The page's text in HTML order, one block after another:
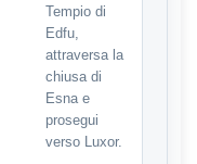
Tempio di
Edfu,
attraversa la
chiusa di
Esna e
prosegui
verso Luxor.